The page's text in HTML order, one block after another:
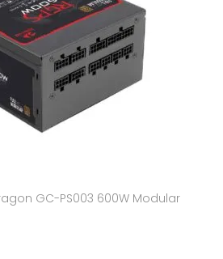
GC-PS003 600W Modular